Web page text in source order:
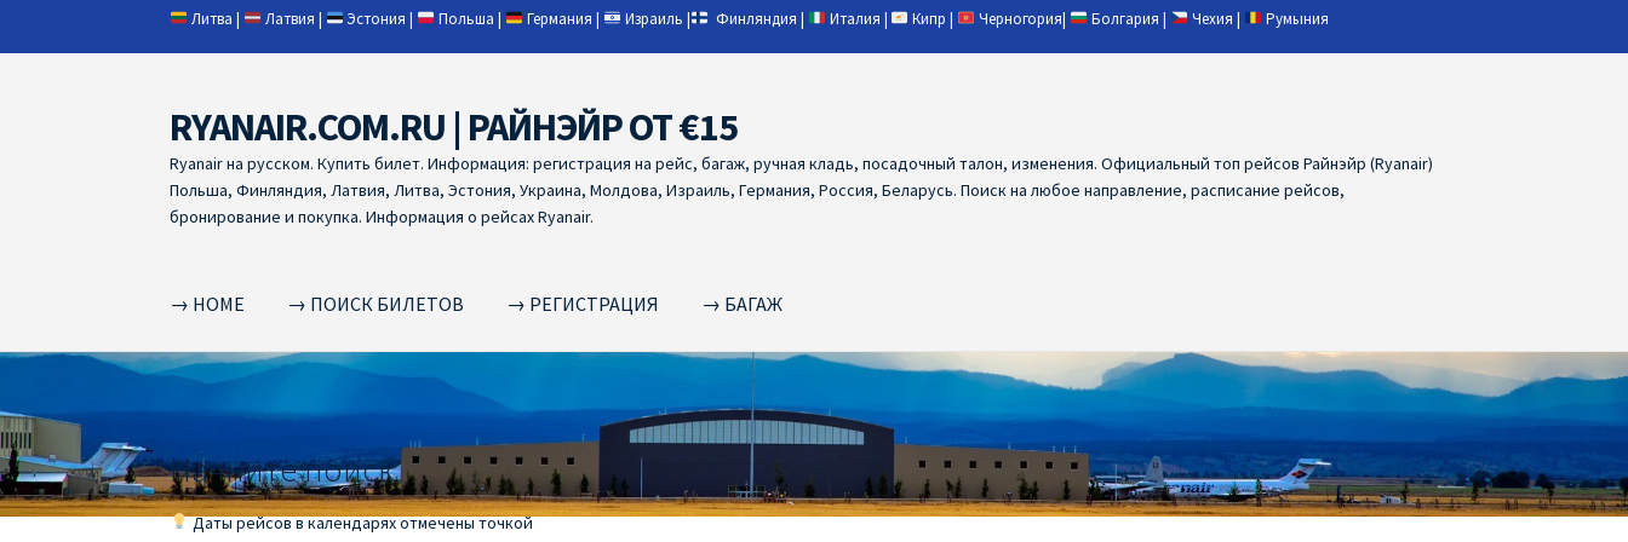
Литва | Латвия | Эстония | Польша | Германия | Израиль | Финляндия | Италия | Кипр | Черногория| Болгария | Чехия | Румыния
Skip
to
navigation
Skip
to
content
RYANAIR.COM.RU | РАЙНЭЙР ОТ €15
Ryanair на русском. Купить билет. Информация: регистрация на рейс, багаж, ручная кладь, посадочный талон, изменения. Официальный топ рейсов Райнэйр (Ryanair)
Польша, Финляндия, Латвия, Литва, Эстония, Украина, Молдова, Израиль, Германия, Россия, Беларусь. Поиск на любое направление, расписание рейсов,
бронирование и покупка. Информация о рейсах Ryanair.
→ HOME → ПОИСК БИЛЕТОВ → РЕГИСТРАЦИЯ → БАГАЖ
HomeRYANAIR | ПОИСК АВИАБИЛЕТОВ Ryanair ГерманияRyanair ГрецияRyanair дешевые авиабилеты
RYANAIR ДОБАВИТЬ БАГАЖRyanair зміниRyanair из ВаршавыRyanair из Вильнюса Ryanair из КаунасаRyanair из ЛаппеенрантыRyanair из Лондона
RYANAIR ИЗ РИГИRyanair из СтокгольмаRYANAIR ИЗ ТАЛЛИНАRyanair из ТампереRYANAIR ИЗ ЧЕХИИ | ПРАГА, ОСТРАВА, ПАРДУБИЦЕ, БРНО
Начните поиск
Даты рейсов в календарях отмечены точкой